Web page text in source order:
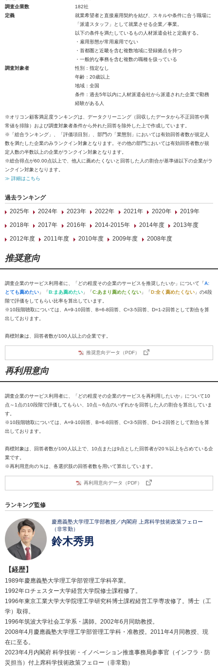
調査企業数
182社
定義
就業希望者と直接雇用契約を結び、スキルや条件に合う職場に
「派遣スタッフ」として就業させる企業／事業。
以下の条件を満たしているもの人材派遣会社と定義する。
・雇用形態が常用雇用でない
・首都圏と近畿を含む複数地域に登録拠点を持つ
・一般的な事務を含む複数の職種を扱っている
調査対象者
性別：指定なし
年齢：20歳以上
地域：全国
条件：過去5年以内に人材派遣会社から派遣された企業で勤務
経験がある人
※オリコン顧客満足度ランキングは、データクリーニング（回収したデータから不正回答や異
常値を排除）および調査対象者条件から外れた回答を除外した上で作成しています。
※「総合ランキング」、「評価項目別」、部門の「業態別」においては有効回答者数が規定人
数を満たした企業のみランクイン対象となります。その他の部門においては有効回答者数が規
定人数の半数以上の企業がランクイン対象となります。
※総合得点が60.00点以上で、他人に薦めたくないと回答した人の割合が基準値以下の企業がラ
ンクイン対象となります。
≫ 詳細はこちら
過去ランキング
2025年
2024年 2023年 2022年 2021年 2020年
2019年
2018年
2017年 2016年 2014-2015年 2014年度
2013年度
2012年度
2011年度 2010年度 2009年度 2008年度
推奨意向
調査企業のサービス利用者に、「どの程度その企業のサービスを推奨したいか」について「A:
とても薦めたい 」「B:まあ薦めたい 」「C:あまり薦めたくない 」「D:全く薦めたくない 」の4段
階で評価をしてもらい比率を算出しています。
※10段階聴取については、A=9-10回答、B=6-8回答、C=3-5回答、D=1-2回答として割合を算
出しております。
商標対象は、回答者数が100人以上の企業です。
推奨意向データ（PDF）
再利用意向
調査企業のサービス利用者に、「どの程度その企業のサービスを再利用したいか」について10
点～1点の10段階で評価してもらい、10点～6点のいずれかを回答した人の割合を算出していま
す。
※10段階聴取については、A=9-10回答、B=6-8回答、C=3-5回答、D=1-2回答として割合を算
出しております。
商標対象は、回答者数が100人以上で、10点または9点とした回答者が20％以上を占めている企
業です。
※再利用意向の％は、各選択肢の回答者数を用いて算出しています。
再利用意向データ（PDF）
ランキング監修
慶應義塾大学理工学部教授／内閣府 上席科学技術政策フェロー
（非常勤）
鈴木秀男
【経歴】
1989年慶應義塾大学理工学部管理工学科卒業。
1992年ロチェスター大学経営大学院修士課程修了。
1996年東京工業大学大学院理工学研究科博士課程経営工学専攻修了。博士（工
学）取得。
1996年筑波大学社会工学系・講師。2002年6月同助教授。
2008年4月慶應義塾大学理工学部管理工学科・准教授。2011年4月同教授、現
在に至る。
2023年4月内閣府 科学技術・イノベーション推進事務局参事官（インフラ・防
災担当）付上席科学技術政策フェロー（非常勤）